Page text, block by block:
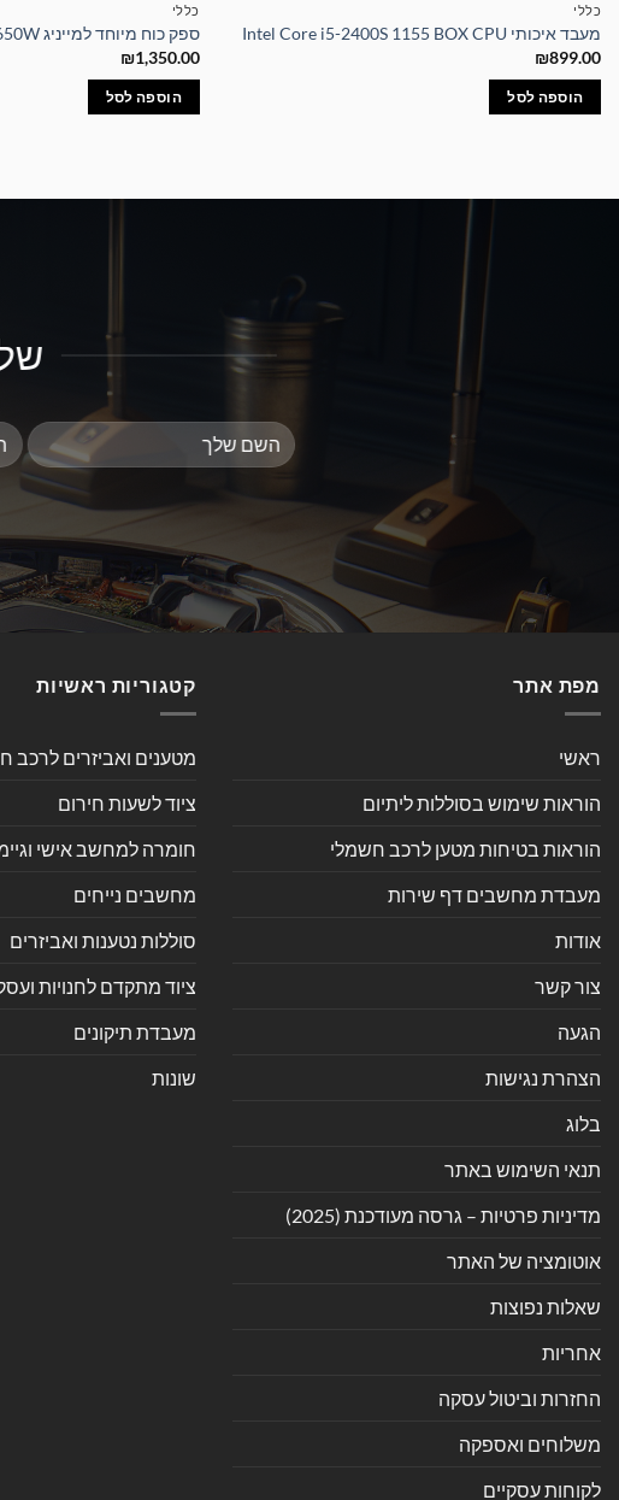
כללי
מעבד איכותי Intel Core i5-2400S 1155 BOX CPU
₪899.00
הוספה לסל
כללי
ספק כוח מיוחד למייניג soeyi 1650W
₪1,350.00
הוספה לסל
מפת אתר
ראשי
הוראות שימוש בסוללות ליתיום
הוראות בטיחות מטען לרכב חשמלי
מעבדת מחשבים דף שירות
אודות
צור קשר
הגעה
הצהרת נגישות
בלוג
תנאי השימוש באתר
מדיניות פרטיות – גרסה מעודכנת (2025)
אוטומציה של האתר
שאלות נפוצות
אחריות
החזרות וביטול עסקה
משלוחים ואספקה
לקוחות עסקיים
קטגוריות ראשיות
מטענים ואביזרים לרכב
ציוד לשעות חירום
חומרה למחשב אישי
מחשבים נייחים
סוללות נטענות ואביזרים
ציוד מתקדם לחנויות
מעבדת תיקונים
שונות